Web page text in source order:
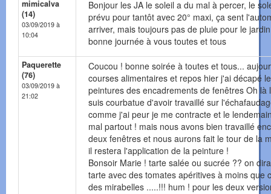
mimicalva
(14)
03/09/2019 à
10:04
Bonjour les JA le soleil a du mal à percer, le
prévu pour tantôt avec 20° maxi, ça sent
arriver, mais toujours pas de pluie pour le jardin
bonne journée à vous toutes et tous
Paquerette
(76)
03/09/2019 à
21:02
Coucou ! bonne soirée à toutes et tous...
courses alimentaires et repos hier j'ai décapé
peintures des encadrements de fenêtres Oh là
suis courbatue d'avoir travaillé sur
comme j'ai peur je me contracte et le
mal partout ! mais nous avons bien travaillé
deux fenêtres et nous aurons fait le tour de la
il restera l'application de la peinture !
Bonsoir Marie ! tarte salée ou sucrée ?? on
tarte avec des tomates apéritives à moins que
des mirabelles .....!!! hum ! pour les deux